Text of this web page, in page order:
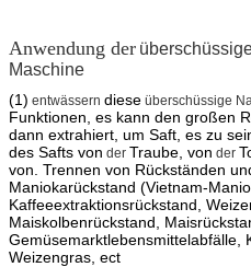
Anwendung der
Maschine
(1) entwässern diese überschüssige
Funktionen, es kann den großen
dann extrahiert, um Saft, es zu
des Safts von der Traube, von der
von. Trennen von Rückständen
Maniokarückstand (Vietnam-
Kaffeeextraktionsrückstand,
Maiskolbenrückstand,
Gemüsemarktlebensmittelabfälle,
Weizengras, ect